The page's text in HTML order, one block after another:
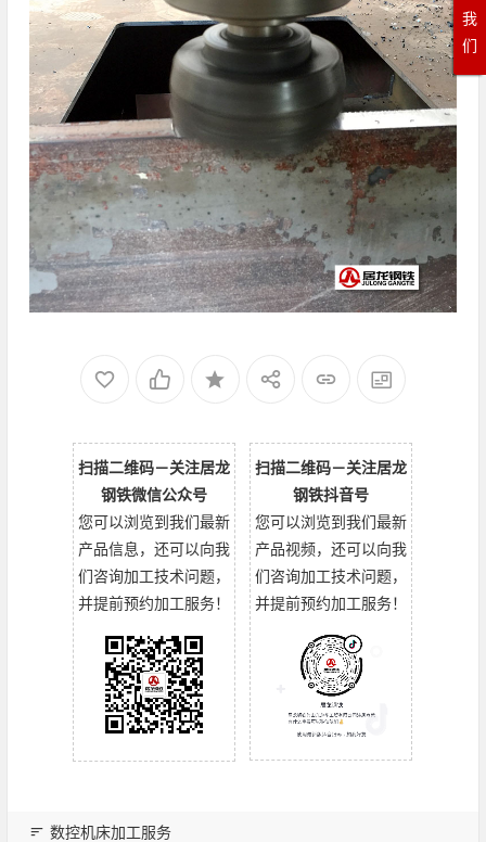
扫描二维码－关注居龙
钢铁微信公众号
您可以浏览到我们最新
产品信息，还可以向我
们咨询加工技术问题，
并提前预约加工服务！
扫描二维码－关注居龙
钢铁抖音号
您可以浏览到我们最新
产品视频，还可以向我
们咨询加工技术问题，
并提前预约加工服务！
数控机床加工服务
我
们